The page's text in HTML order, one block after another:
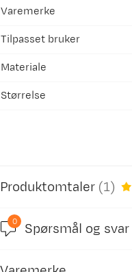
Varemerke
Tilpasset bruker
Materiale
Størrelse
Produktomtaler (1)
0 Spørsmål og svar